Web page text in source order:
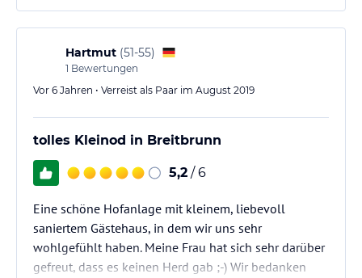
Hartmut (51-55)
1 Bewertungen
Vor 6 Jahren • Verreist als Paar im August 2019
tolles Kleinod in Breitbrunn
5,2 / 6
Eine schöne Hofanlage mit kleinem, liebevoll
saniertem Gästehaus, in dem wir uns sehr
wohlgefühlt haben. Meine Frau hat sich sehr darüber
gefreut, dass es keinen Herd gab ;-) Wir bedanken